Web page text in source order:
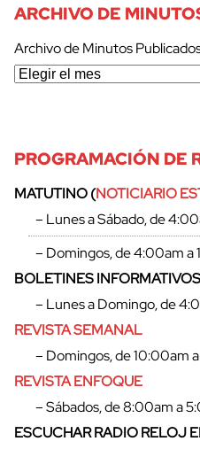
cerrar
ARCHIVO DE
Archivo de Minutos
PROGRAMACIÓN DE
MATUTINO (NOTICIARIO
– Lunes a Sábado, de
– Domingos, de 4:00am a
BOLETINES INFORMATIVOS
– Lunes a Domingo, de
REVISTA SEMANAL
– Domingos, de 10:00am
REVISTA ENFOQUE
– Sábados, de 8:00am a
ESCUCHAR RADIO RELOJ